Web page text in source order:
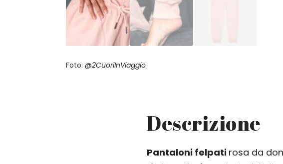
Foto: @2CuoriInViaggio
Descrizione
Pantaloni felpati rosa da